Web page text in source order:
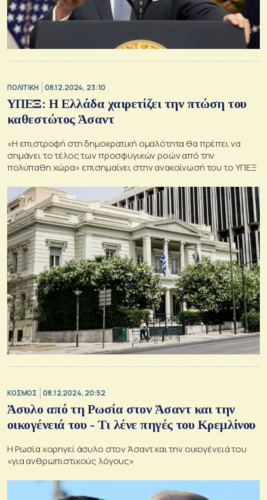
ΠΟΛΙΤΙΚΗ 08.12.2024, 23:10
ΥΠΕΞ: Η Ελλάδα χαιρετίζει την πτώση του
καθεστώτος Άσαντ
«Η επιστροφή στη δημοκρατική ομαλότητα θα πρέπει να
σημάνει το τέλος των προσφυγικών ροών από την
πολύπαθη χώρα» επισημαίνει στην ανακοίνωσή του το ΥΠΕΞ
ΚΟΣΜΟΣ 08.12.2024, 20:52
Άσυλο από τη Ρωσία στον Άσαντ και την
οικογένειά του - Τι λένε πηγές του Κρεμλίνου
Η Ρωσία χορηγεί άσυλο στον Άσαντ και την οικογένειά του
«για ανθρωπιστικούς λόγους»